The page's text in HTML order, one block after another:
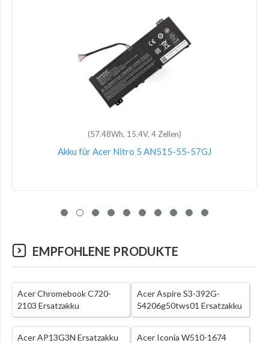
(2800mAh, 14.8V, 4 Zellen)
Akku für Acer AS16A5K
EMPFOHLENE PRODUKTE
Acer Chromebook C720-
2103 Ersatzakku
Acer Aspire S3-392G-
54206g50tws01 Ersatzakku
Acer AP13G3N Ersatzakku
Acer Iconia W510-1674